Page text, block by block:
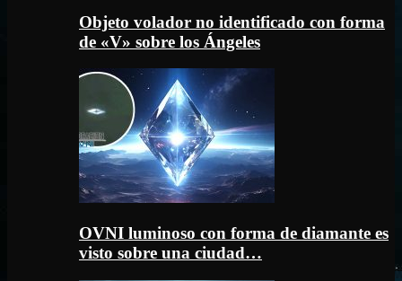
Objeto volador no identificado con forma
de «V» sobre los Ángeles
OVNI luminoso con forma de diamante es
visto sobre una ciudad…